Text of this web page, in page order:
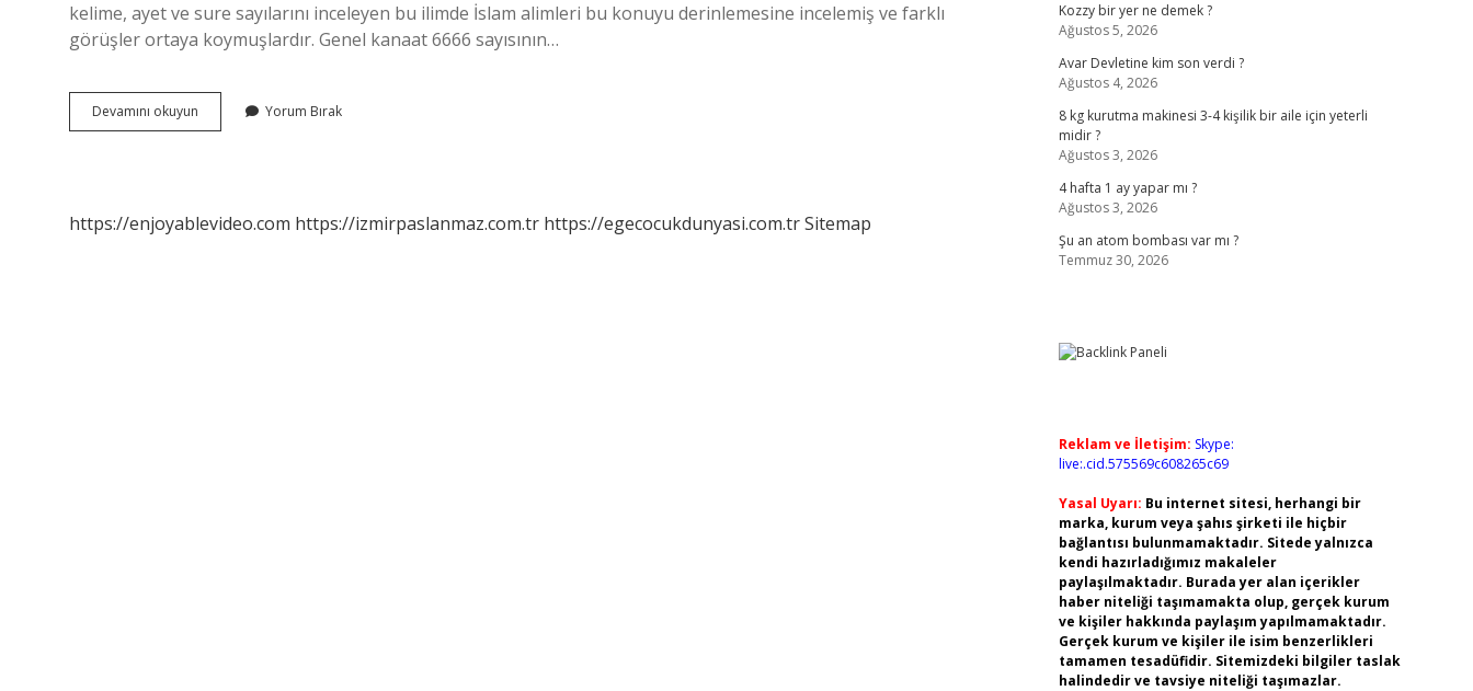
kelime, ayet ve sure sayılarını inceleyen bu ilimde İslam alimleri bu konuyu derinlemesine incelemiş ve farklı
görüşler ortaya koymuşlardır. Genel kanaat 6666 sayısının…
Devamını okuyun
Ne
Yorum Bırak
https://enjoyablevideo.com https://izmirpaslanmaz.com.tr https://egecocukdunyasi.com.trSitemap
Kozzy bir yer ne demek ?
Ağustos 5, 2026
Avar Devletine kim son verdi ?
Ağustos 4, 2026
8 kg kurutma makinesi 3-4 kişilik bir aile için yeterli
midir ?
Ağustos 3, 2026
4 hafta 1 ay yapar mı ?
Ağustos 3, 2026
Şu an atom bombası var mı ?
Temmuz 30, 2026
Reklam ve İletişim: Skype:
live:.cid.575569c608265c69
Yasal Uyarı: Bu internet sitesi, herhangi bir
marka, kurum veya şahıs şirketi ile hiçbir
bağlantısı bulunmamaktadır. Sitede yalnızca
kendi hazırladığımız makaleler
paylaşılmaktadır. Burada yer alan içerikler
haber niteliği taşımamakta olup, gerçek kurum
ve kişiler hakkında paylaşım yapılmamaktadır.
Gerçek kurum ve kişiler ile isim benzerlikleri
tamamen tesadüfidir. Sitemizdeki bilgiler taslak
halindedir ve tavsiye niteliği taşımazlar.